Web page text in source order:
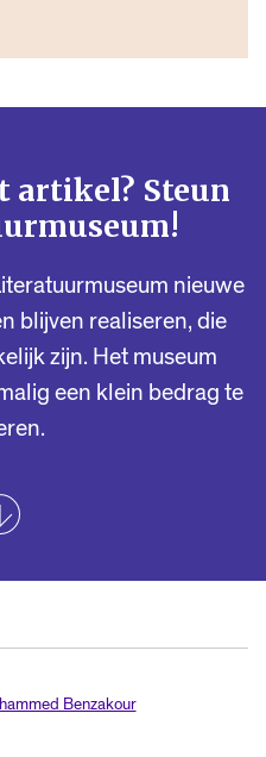
artikel? Steun
nieuwe
blijven realiseren, die
zijn. Het museum
een klein bedrag te
Benzakour